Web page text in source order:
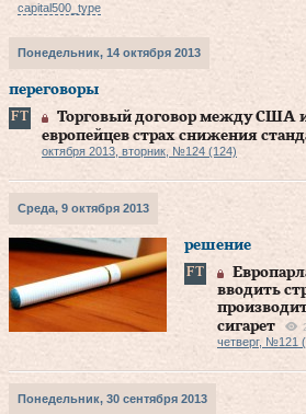
capital500_type
Понедельник, 14 октября 2013
переговоры
Торговый договор между США
европейцев страх снижения
октября 2013, вторник, №124 (124)
Среда, 9 октября 2013
решение
вводить
сигарет
четверг, №121
Понедельник, 30 сентября 2013